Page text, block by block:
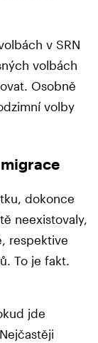
v SRN
volbách
Osobně
volby
dokonce
neexistovaly,
respektive
To je fakt.
jde